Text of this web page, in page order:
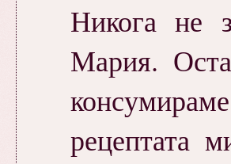
Никога не
Мария.
рецептата